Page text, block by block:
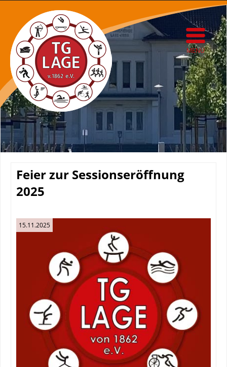
MENÜ
Feier zur Sessionseröffnung
2025
15.11.2025